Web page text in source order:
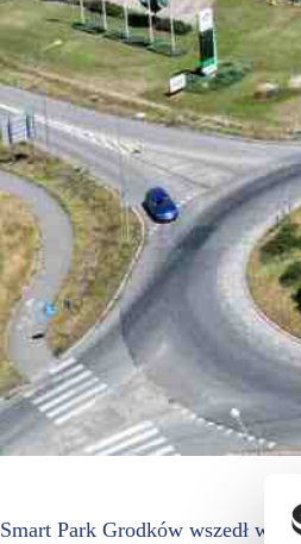
Smart Park Grodków wszedł w